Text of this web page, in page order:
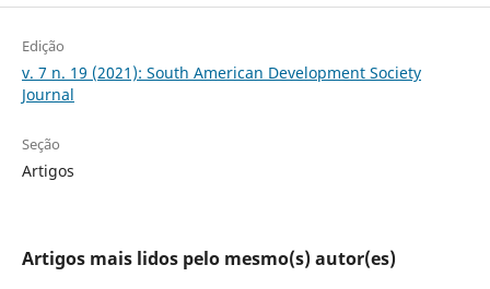
Edição
v. 7 n. 19 (2021): South American Development Society
Journal
Seção
Artigos
Artigos mais lidos pelo mesmo(s) autor(es)